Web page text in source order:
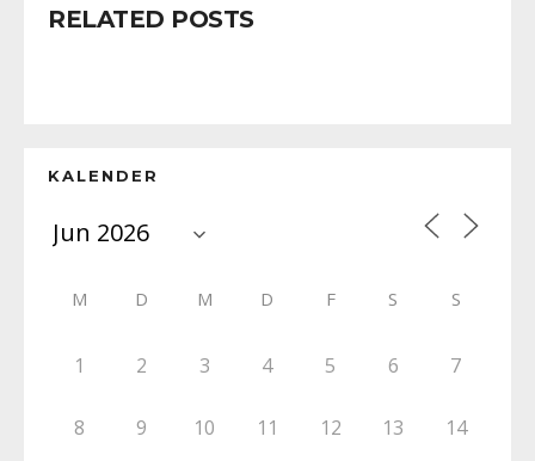
RELATED POSTS
KALENDER
M D M D F S S
1 2 3 4 5 6 7
8 9 10 11 12 13 14